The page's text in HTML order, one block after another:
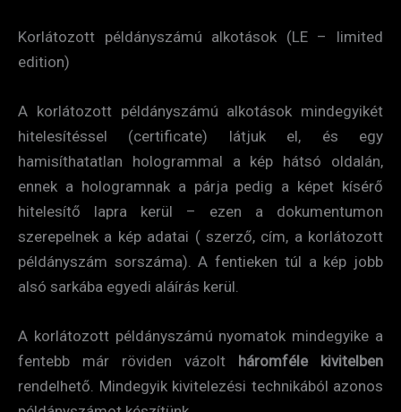
Korlátozott példányszámú alkotások (LE – limited
edition)
A korlátozott példányszámú alkotások mindegyikét
hitelesítéssel (certificate) látjuk el, és egy
hamisíthatatlan hologrammal a kép hátsó oldalán,
ennek a hologramnak a párja pedig a képet kísérő
hitelesítő lapra kerül – ezen a dokumentumon
szerepelnek a kép adatai ( szerző, cím, a korlátozott
példányszám sorszáma). A fentieken túl a kép jobb
alsó sarkába egyedi aláírás kerül.
A korlátozott példányszámú nyomatok mindegyike a
fentebb már röviden vázolt háromféle kivitelben
rendelhető. Mindegyik kivitelezési technikából azonos